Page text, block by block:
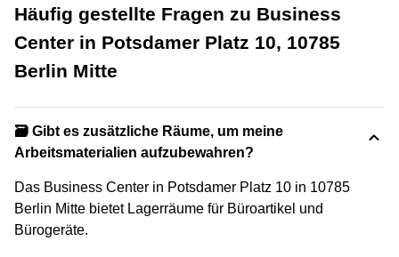
Häufig gestellte Fragen zu Business
Center in Potsdamer Platz 10, 10785
Berlin Mitte
🗃️ Gibt es zusätzliche Räume, um meine
Arbeitsmaterialien aufzubewahren?
Das Business Center in Potsdamer Platz 10 in 10785
Berlin Mitte bietet Lagerräume für Büroartikel und
Bürogeräte.